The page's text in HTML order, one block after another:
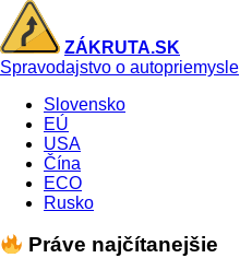
ZÁKRUTA.SK
Spravodajstvo o autopriemysle
Slovensko
EÚ
USA
Čína
ECO
Rusko
Práve najčítanejšie